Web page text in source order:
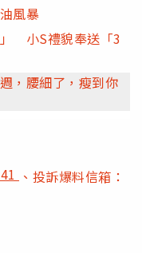
風暴
小S禮貌奉送「3
，腰細了，瘦到你
、投訴爆料信箱：